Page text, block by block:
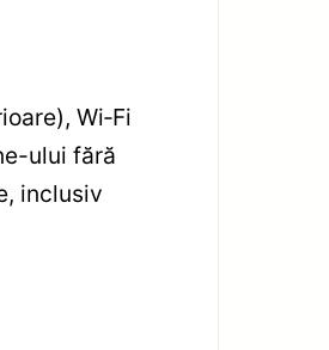
Wi‑Fi
ului fără
inclusiv